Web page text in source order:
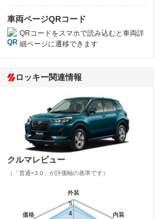
車両ページQRコード
QRコードをスマホで読み込むと車両詳
細ページに遷移できます
ロッキー関連情報
クルマレビュー
（「普通=3.0」が評価軸の基準です）
外装
内装
価格 4
5
外装
内装
価格 4
5